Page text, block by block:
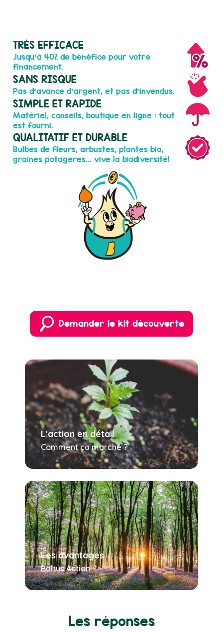
TRÈS EFFICACE
Jusqu'à 40% de bénéfice pour votre
financement.
SANS RISQUE
Pas d'avance d'argent, et pas d'invendus.
SIMPLE ET RAPIDE
Matériel, conseils, boutique en ligne : tout
est fourni.
QUALITATIF ET DURABLE
Bulbes de fleurs, arbustes, plantes bio,
graines potagères... vive la biodiversité!
Demander le kit découverte
L'action en détail
Comment ça marche ?
Les avantages
Baltus Action
Les réponses